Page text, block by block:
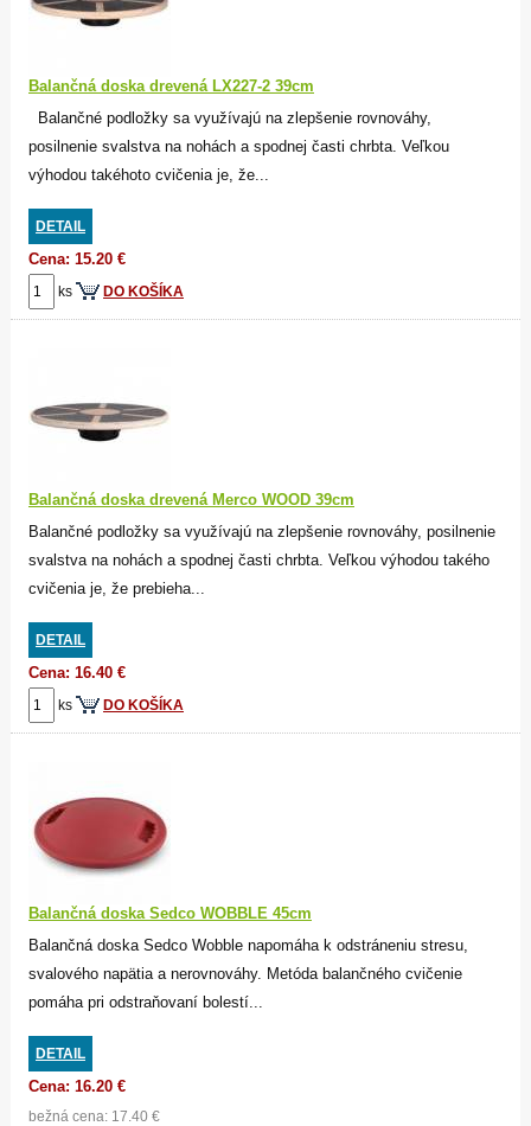
Balančná doska drevená LX227-2 39cm
Balančné podložky sa využívajú na zlepšenie rovnováhy,
posilnenie svalstva na nohách a spodnej časti chrbta. Veľkou
výhodou takéhoto cvičenia je, že...
DETAIL
Cena: 15.20 €
ks DO KOŠÍKA
Balančná doska drevená Merco WOOD 39cm
Balančné podložky sa využívajú na zlepšenie rovnováhy, posilnenie
svalstva na nohách a spodnej časti chrbta. Veľkou výhodou takého
cvičenia je, že prebieha...
DETAIL
Cena: 16.40 €
ks DO KOŠÍKA
Balančná doska Sedco WOBBLE 45cm
Balančná doska Sedco Wobble napomáha k odstráneniu stresu,
svalového napätia a nerovnováhy. Metóda balančného cvičenie
pomáha pri odstraňovaní bolestí...
DETAIL
Cena: 16.20 €
bežná cena: 17.40 €